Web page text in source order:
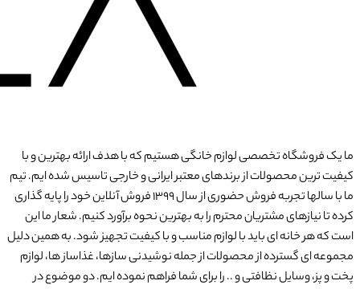
ما یک فروشگاه تخصصی لوازم خانگی هستیم که با هدف ارائه بهترین و با
کیفیت ترین محصولات از برندهای معتبر ایرانی و خارجی تاسیس شده ایم. تیم
ما با سالها تجربه فروش حضوری از سال 1399 فروش آنلاین خود را پایه گذاری
کرده تا نیازهای مشتریان محترم را به بهترین نحوه برآورد کنیم. شعار ما این
است که هر خانه ای باید با لوازم مناسب و با کیفیت تجهیز شود. به همین دلیل
مجموعه ای گسترده از محصولات از جمله نوشیدنی سازها، غذاساز ها، لوازم
پخت و پز، وسایل نظافتی و .. را برای شما فراهم نموده ایم. دو موضوع در